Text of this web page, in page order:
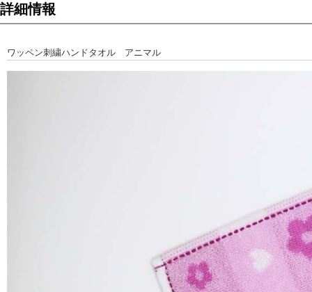
詳細情報
ワッペン刺繍ハンドタオル アニマル